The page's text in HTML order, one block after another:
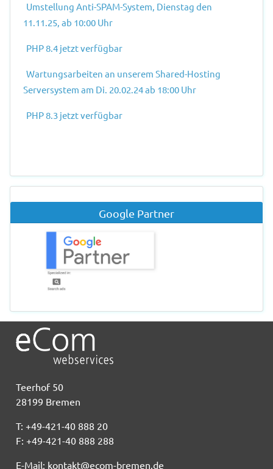
Umstellung Anti-SPAM-System, Dienstag den
11.11.25, ab 10:00 Uhr
PHP 8.4 jetzt verfügbar
Wartungsarbeiten an unserem Shared-Hosting
Serversystem am Di. 20.02.24 ab 18:00 Uhr
PHP 8.3 jetzt verfügbar
Google Partner
Teerhof 50
28199 Bremen
T: +49-421-40 888 20
F: +49-421-40 888 288
E-Mail: kontakt@ecom-bremen.de